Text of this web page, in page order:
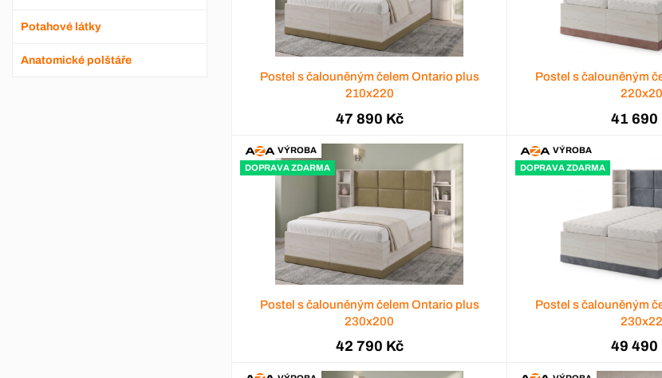
Potahové látky
Anatomické polštáře
Postel s čalouněným čelem Ontario plus
210x220
47 890 Kč
Postel s čalouněným
41 690
VÝROBA
DOPRAVA ZDARMA
Postel s čalouněným čelem Ontario plus
230x200
42 790 Kč
VÝROBA
DOPRAVA ZDARMA
Postel s čalouněným
49 490